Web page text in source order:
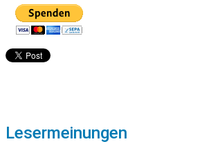
Lesermeinungen